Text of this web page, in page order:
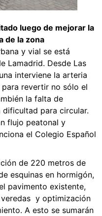
luego de mejorar la
de la zona
y vial se está
Lamadrid. Desde Las
interviene la arteria
revertir no sólo el
la falta de
dificultad para circular.
flujo peatonal y
el Colegio Español
de 220 metros de
esquinas en hormigón,
pavimento existente,
veredas y optimización
A esto se sumarán